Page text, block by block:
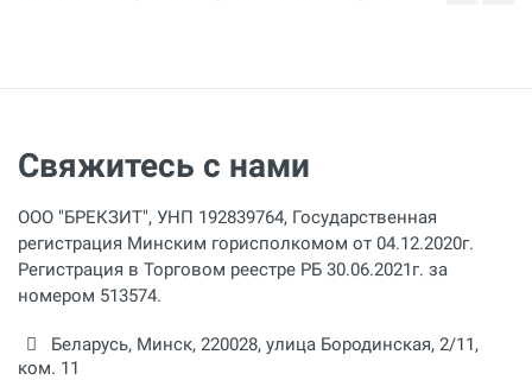
Свяжитесь с нами
ООО "БРЕКЗИТ", УНП 192839764, Государственная
регистрация Минским горисполкомом от 04.12.2020г.
Регистрация в Торговом реестре РБ 30.06.2021г. за
номером 513574.
Беларусь, Минск, 220028, улица Бородинская, 2/11,
ком. 11